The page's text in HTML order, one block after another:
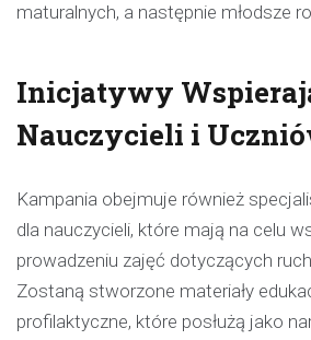
maturalnych, a następnie młodsze
Inicjatywy
Nauczycieli i
Kampania obejmuje również
dla nauczycieli, które mają na celu
prowadzeniu zajęć dotyczących
Zostaną stworzone materiały
profilaktyczne, które posłużą jako